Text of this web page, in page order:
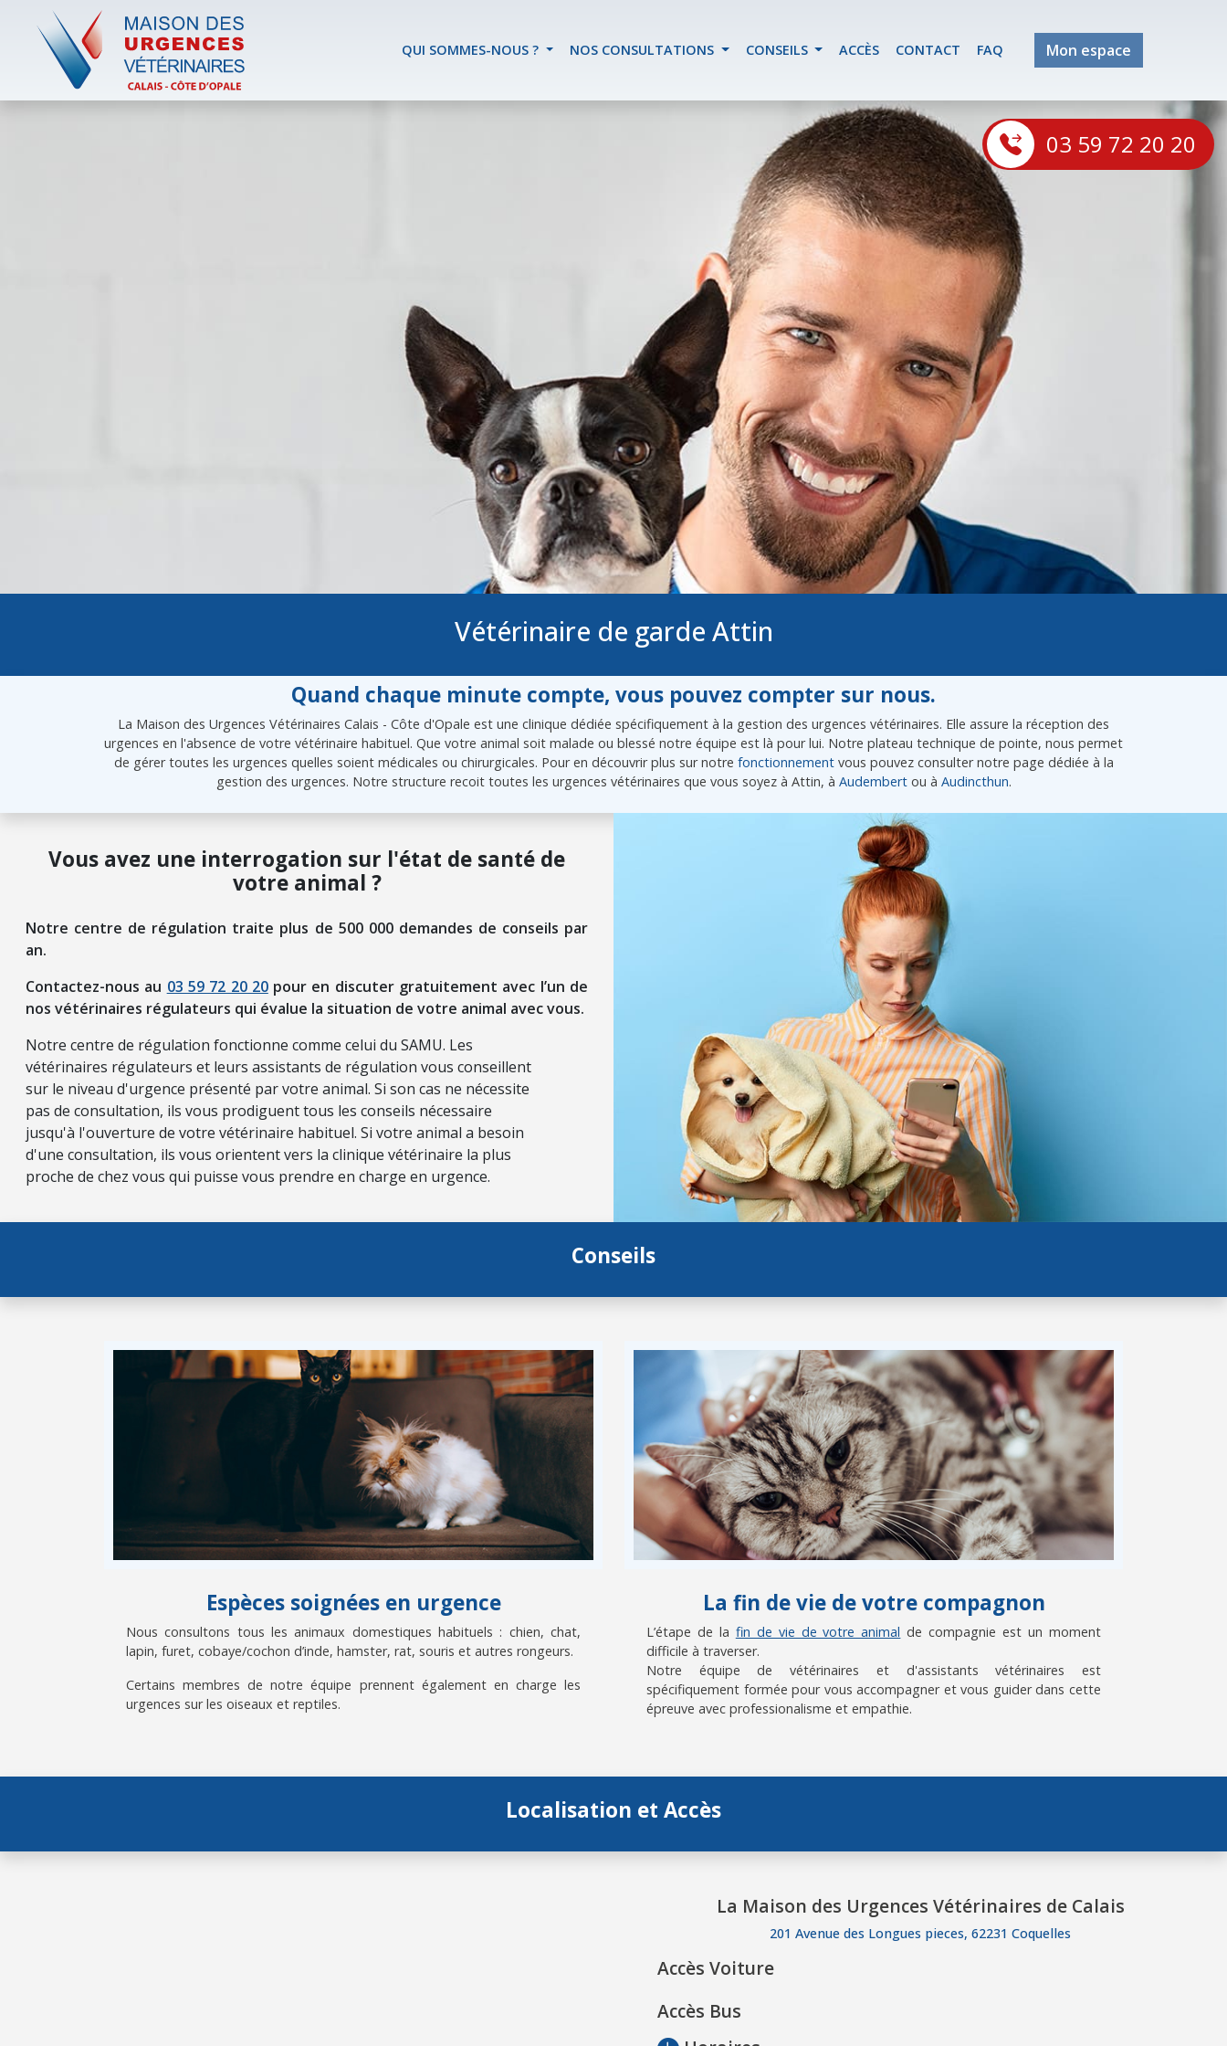
QUI SOMMES-NOUS ? NOS CONSULTATIONS CONSEILS ACCÈS CONTACT FAQ Mon espace
03 59 72 20 20
Vétérinaire de garde Attin
Quand chaque minute compte, vous pouvez compter sur nous.
La Maison des Urgences Vétérinaires Calais - Côte d'Opale est une clinique dédiée spécifiquement à la gestion des urgences vétérinaires. Elle assure la réception des
urgences en l'absence de votre vétérinaire habituel. Que votre animal soit malade ou blessé notre équipe est là pour lui. Notre plateau technique de pointe, nous permet
de gérer toutes les urgences quelles soient médicales ou chirurgicales. Pour en découvrir plus sur notre fonctionnementvous pouvez consulter notre page dédiée à la
gestion des urgences. Notre structure recoit toutes les urgences vétérinaires que vous soyez à Attin, à Audembertou à Audincthun.
Vous avez une interrogation sur l'état de santé de
votre animal ?
Notre centre de régulation traite plus de 500 000 demandes de conseils par
an.
Contactez-nous au 03 59 72 20 20pour en discuter gratuitement avec l’un de
nos vétérinaires régulateurs qui évalue la situation de votre animal avec vous.
Notre centre de régulation fonctionne comme celui du SAMU. Les
vétérinaires régulateurs et leurs assistants de régulation vous conseillent
sur le niveau d'urgence présenté par votre animal. Si son cas ne nécessite
pas de consultation, ils vous prodiguent tous les conseils nécessaire
jusqu'à l'ouverture de votre vétérinaire habituel. Si votre animal a besoin
d'une consultation, ils vous orientent vers la clinique vétérinaire la plus
proche de chez vous qui puisse vous prendre en charge en urgence.
Conseils
Espèces soignées en urgence
Nous consultons tous les animaux domestiques habituels : chien, chat,
lapin, furet, cobaye/cochon d’inde, hamster, rat, souris et autres rongeurs.
Certains membres de notre équipe prennent également en charge les
urgences sur les oiseaux et reptiles.
La fin de vie de votre compagnon
L’étape de la fin de vie de votre animal de compagnie est un moment
difficile à traverser.
Notre équipe de vétérinaires et d'assistants vétérinaires est
spécifiquement formée pour vous accompagner et vous guider dans cette
épreuve avec professionalisme et empathie.
Localisation et Accès
La Maison des Urgences Vétérinaires de Calais
201 Avenue des Longues pieces, 62231 Coquelles
Accès Voiture
Accès Bus